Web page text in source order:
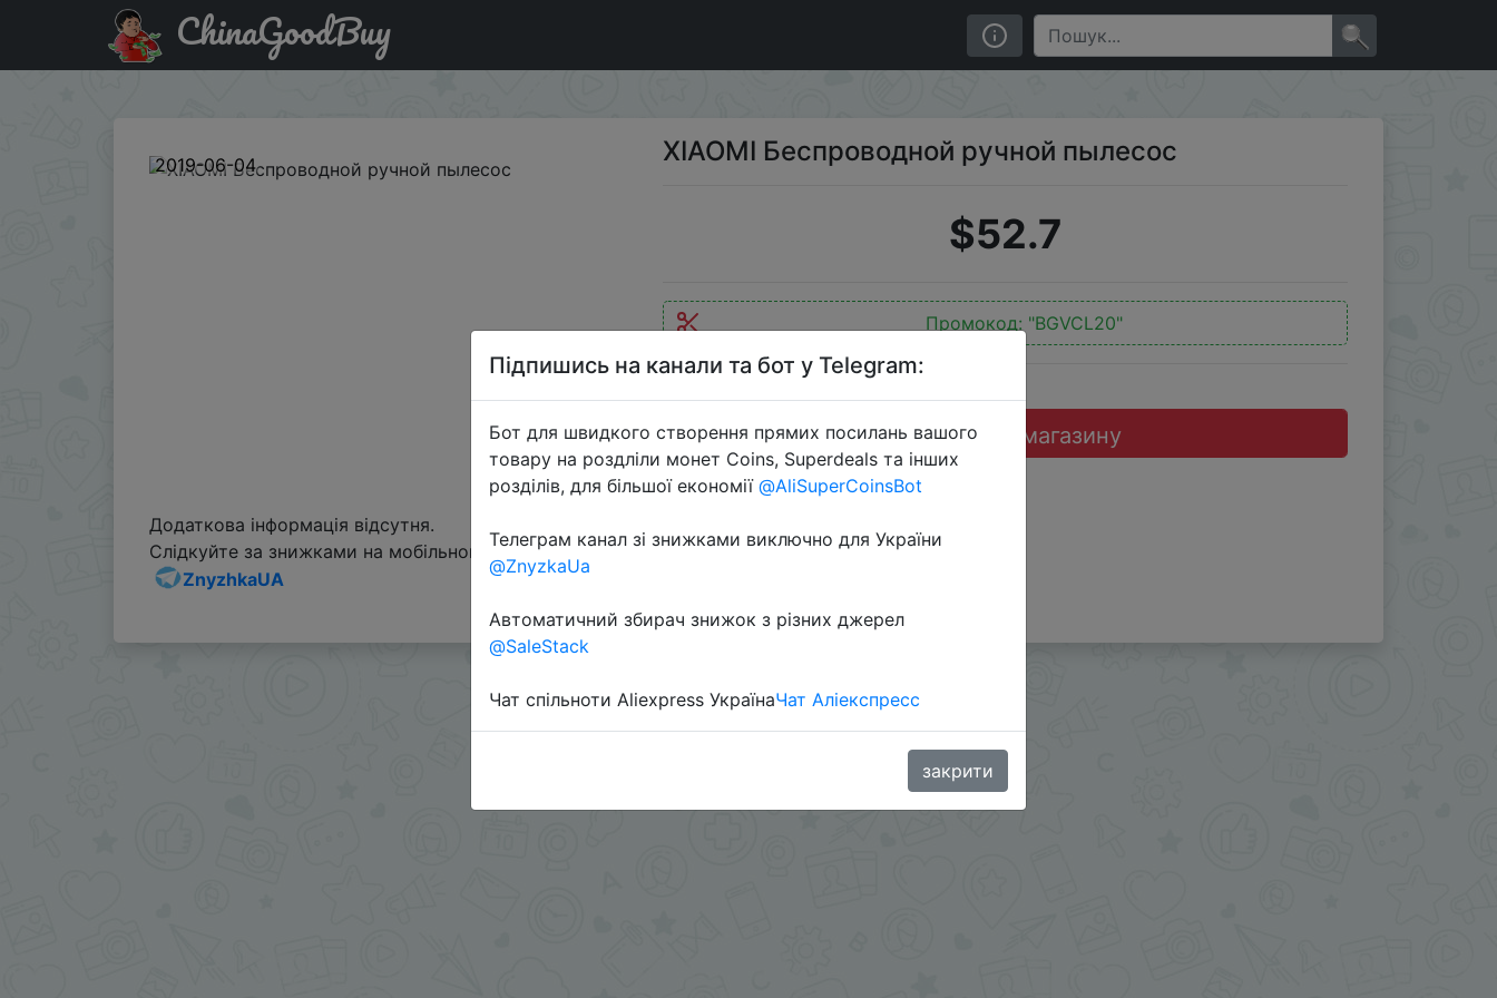
Придбати по знижці BGVCL20 XIAOMI Беспроводной ручной пылесос
ChinaGoodBuy
2019-06-04 XIAOMI Беспроводной ручной пылесос
$52.7
Промокод: "BGVCL20"
Перейти до магазину
Додаткова інформація відсутня.
Слідкуйте за знижками на мобільному, в телеграм каналі:
ZnyzhkaUA
Підпишись на канали та бот у Telegram:
Бот для швидкого створення прямих посилань вашого
товару на роздліли монет Coins, Superdeals та інших
розділів, для більшої економії @AliSuperCoinsBot
Телеграм канал зі знижками виключно для України
@ZnyzkaUa
Автоматичний збирач знижок з різних джерел
@SaleStack
Чат спільноти Aliexpress УкраїнаЧат Аліекспресс
закрити